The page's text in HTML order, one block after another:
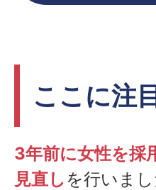
ここに注
3年前に女性を採
見直しを行いま